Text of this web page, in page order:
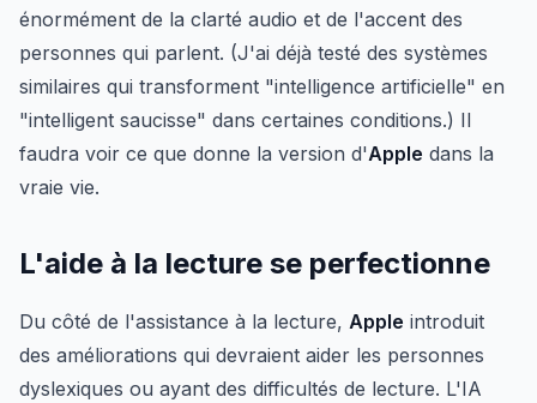
énormément de la clarté audio et de l'accent des
personnes qui parlent. (J'ai déjà testé des systèmes
similaires qui transforment "intelligence artificielle" en
"intelligent saucisse" dans certaines conditions.) Il
faudra voir ce que donne la version d'Apple dans la
vraie vie.
L'aide à la lecture se perfectionne
Du côté de l'assistance à la lecture, Apple introduit
des améliorations qui devraient aider les personnes
dyslexiques ou ayant des difficultés de lecture. L'IA